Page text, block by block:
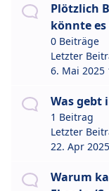
Plötzlich
könnte es
0 Beiträge
Letzter
6. Mai 2025
Was gebt
1 Beitrag
Letzter
22. Apr
Warum